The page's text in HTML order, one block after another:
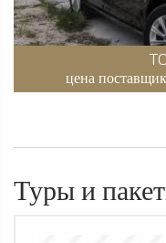
цена
Туры и